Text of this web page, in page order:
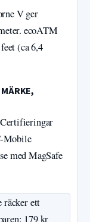
V ger
ecoATM
(ca 6,4
Mobile
med MagSafe
räcker ett
179 kr